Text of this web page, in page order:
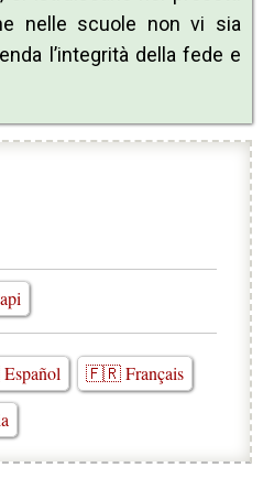
nelle scuole non vi sia
l’integrità della fede e
🇫🇷 Français